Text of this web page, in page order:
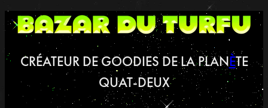
CRÉATEUR DE GOODIES DE LA PLANÈTE
QUAT-DEUX